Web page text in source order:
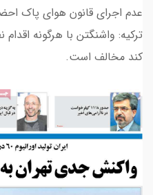
عدم اجرای قانون هوای پاک
ترکیه: واشنگتن با هرگونه
کند مخالف است.